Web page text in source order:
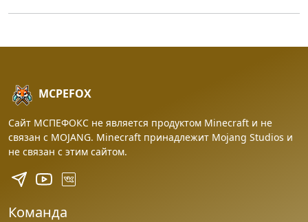
MCPEFOX
Сайт МСПЕФОКС не является продуктом Minecraft и не
связан с MOJANG. Minecraft принадлежит Mojang Studios и
не связан с этим сайтом.
Команда